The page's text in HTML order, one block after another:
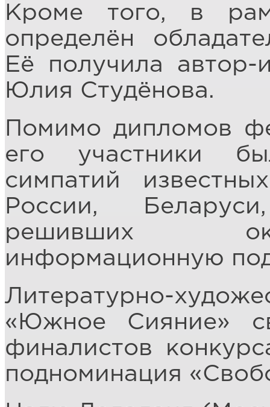
Кроме того, в
определён
Её получила автор-
Юлия Студёнова.
Помимо дипломов
его участники
симпатий
России,
решивших
информационную
Литературно-
«Южное Сияние»
финалистов
подноминация